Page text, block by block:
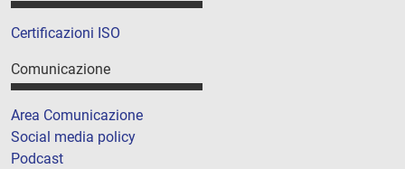
Certificazioni ISO
Comunicazione
Area Comunicazione
Social media policy
Podcast